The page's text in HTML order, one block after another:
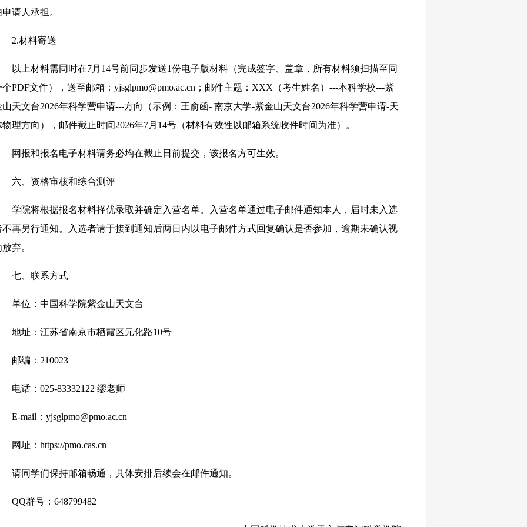
申请人承担。
2.材料寄送
以上材料需同时在7月14号前同步发送1份电子版材料（完成签字、盖章，所有材料须扫描至同
个PDF文件），送至邮箱：yjsglpmo@pmo.ac.cn；邮件主题：XXX（考生姓名）---本科学校---紫
山天文台2026年科学营申请---方向（示例：王俞函- 南京大学-紫金山天文台2026年科学营申请-天
物理方向），邮件截止时间2026年7月14号（材料有效性以邮箱系统收件时间为准）。
网报和报名电子材料请务必均在截止日前提交，该报名方可生效。
六、资格审核和综合测评
学院将根据报名材料择优录取并确定入营名单。入营名单通过电子邮件通知本人，届时未入选
不再另行通知。入选者请于接到通知后两日内以电子邮件方式回复确认是否参加，逾期未确认视
弃。
七、联系方式
单位：中国科学院紫金山天文台
地址：江苏省南京市栖霞区元化路10号
邮编：210023
电话：025-83332122 缪老师
E-mail：yjsglpmo@pmo.ac.cn
网址：https://pmo.cas.cn
请同学们保持邮箱畅通，具体安排后续会在邮件通知。
QQ群号：648799482